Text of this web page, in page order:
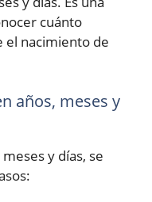
cuánto
el nacimiento de
años, meses y
y días, se